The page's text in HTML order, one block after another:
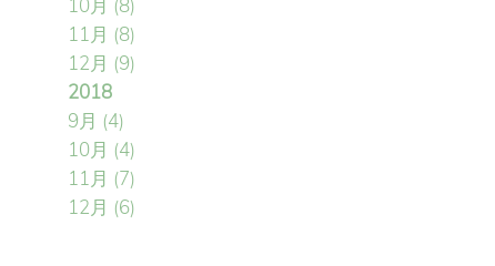
10月 (8)
11月 (8)
12月 (9)
2018
9月 (4)
10月 (4)
11月 (7)
12月 (6)